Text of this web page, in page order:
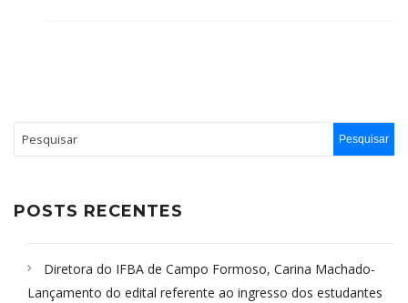
POSTS RECENTES
Diretora do IFBA de Campo Formoso, Carina Machado-
Lançamento do edital referente ao ingresso dos estudantes